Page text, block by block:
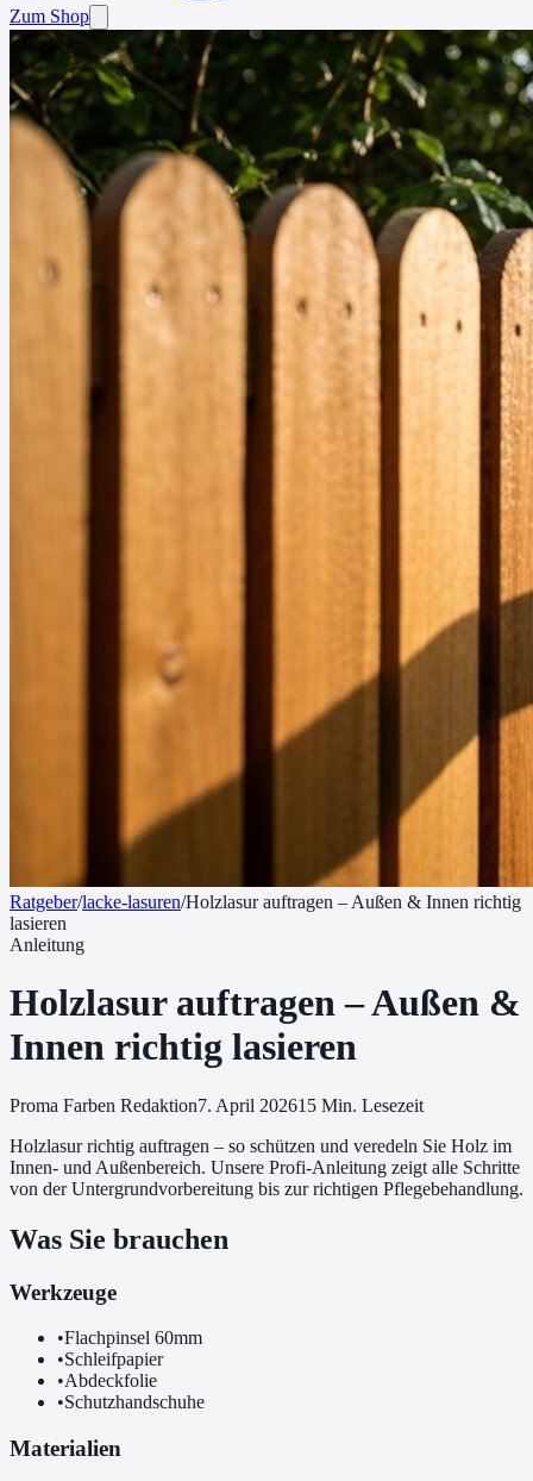
Zum Shop
Ratgeber/lacke-lasuren/Holzlasur auftragen – Außen & Innen richtig
lasieren
Anleitung
Holzlasur auftragen – Außen &
Innen richtig lasieren
Proma Farben Redaktion7. April 202615 Min. Lesezeit
Holzlasur richtig auftragen – so schützen und veredeln Sie Holz im
Innen- und Außenbereich. Unsere Profi-Anleitung zeigt alle Schritte
von der Untergrundvorbereitung bis zur richtigen Pflegebehandlung.
Was Sie brauchen
Werkzeuge
•Flachpinsel 60mm
•Schleifpapier
•Abdeckfolie
•Schutzhandschuhe
Materialien